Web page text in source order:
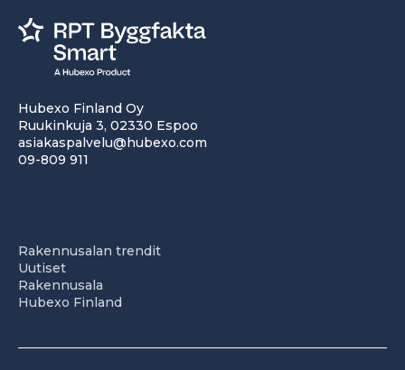
Hubexo Finland Oy
Ruukinkuja 3, 02330 Espoo
asiakaspalvelu@hubexo.com
09-809 911
Rakennusalan trendit
Uutiset
Rakennusala
Hubexo Finland